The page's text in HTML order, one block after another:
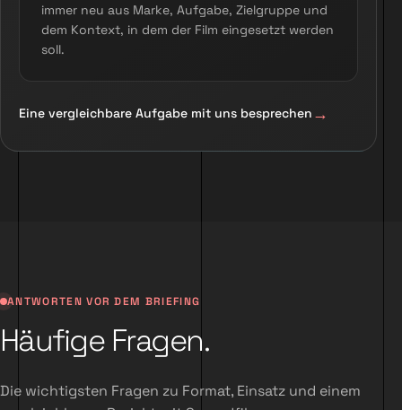
immer neu aus Marke, Aufgabe, Zielgruppe und
dem Kontext, in dem der Film eingesetzt werden
soll.
Eine vergleichbare Aufgabe mit uns besprechen
ANTWORTEN VOR DEM BRIEFING
Häufige Fragen.
Die wichtigsten Fragen zu Format, Einsatz und einem